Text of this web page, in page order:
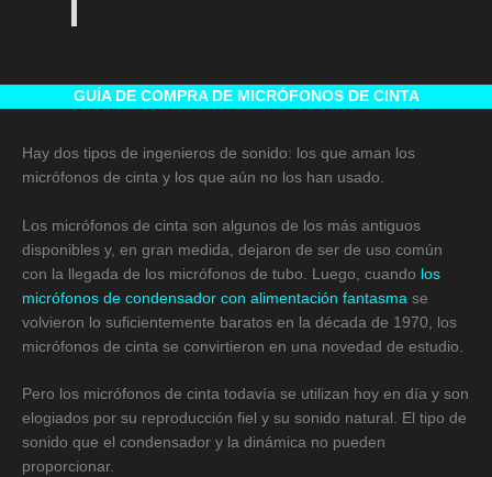
GUÍA DE COMPRA DE MICRÓFONOS DE CINTA
Hay dos tipos de ingenieros de sonido: los que aman los
micrófonos de cinta y los que aún no los han usado.
Los micrófonos de cinta son algunos de los más antiguos
disponibles y, en gran medida, dejaron de ser de uso común
con la llegada de los micrófonos de tubo. Luego, cuando los
micrófonos de condensador con alimentación fantasma se
volvieron lo suficientemente baratos en la década de 1970, los
micrófonos de cinta se convirtieron en una novedad de estudio.
Pero los micrófonos de cinta todavía se utilizan hoy en día y son
elogiados por su reproducción fiel y su sonido natural. El tipo de
sonido que el condensador y la dinámica no pueden
proporcionar.